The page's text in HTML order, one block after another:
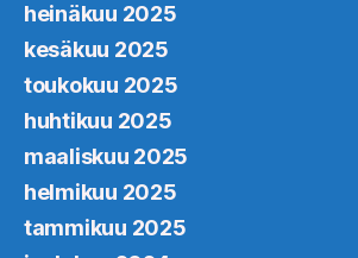
heinäkuu 2025
kesäkuu 2025
toukokuu 2025
huhtikuu 2025
maaliskuu 2025
helmikuu 2025
tammikuu 2025